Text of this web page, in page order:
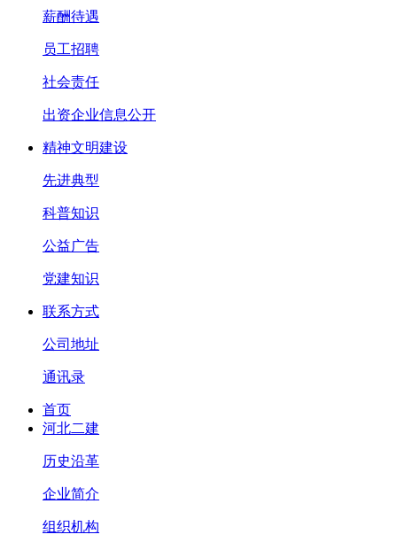
薪酬待遇
员工招聘
社会责任
出资企业信息公开
精神文明建设
先进典型
科普知识
公益广告
党建知识
联系方式
公司地址
通讯录
首页
河北二建
历史沿革
企业简介
组织机构